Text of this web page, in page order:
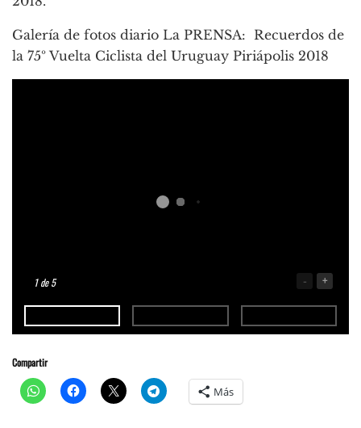
Galería de fotos diario La PRENSA: Recuerdos de
la 75º Vuelta Ciclista del Uruguay Piriápolis 2018
1de 5 - +
Compartir
Más